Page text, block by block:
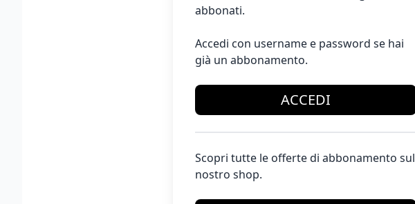
abbonati.
Accedi con username e password se hai
già un abbonamento.
ACCEDI
Scopri tutte le offerte di abbonamento sul
nostro shop.